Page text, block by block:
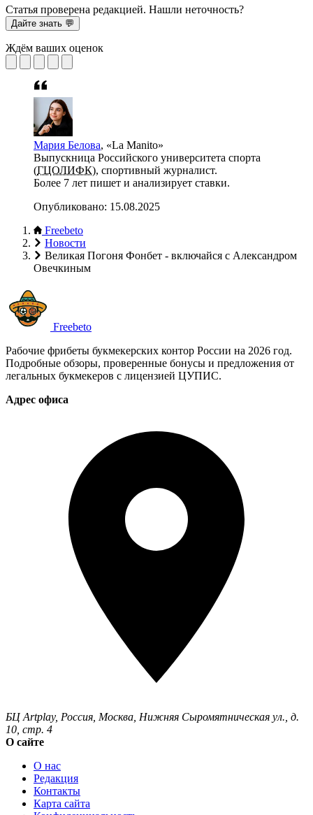
Статья проверена редакцией. Нашли неточность?
Дайте знать 💬
Ждём ваших оценок
Мария Белова, «La Manito»
Выпускница Российского университета спорта
(ГЦОЛИФК), спортивный журналист.
Более 7 лет пишет и анализирует ставки.
Опубликовано: 15.08.2025
Freebeto
Новости
Великая Погоня Фонбет - включайся с Александром
Овечкиным
Freebeto
Рабочие фрибеты букмекерских контор России на 2026 год.
Подробные обзоры, проверенные бонусы и предложения от
легальных букмекеров с лицензией ЦУПИС.
Адрес офиса
БЦ Artplay, Россия Москва Нижняя Сыромятническая ул., д.
10, стр. 4
О сайте
О нас
Редакция
Контакты
Карта сайта